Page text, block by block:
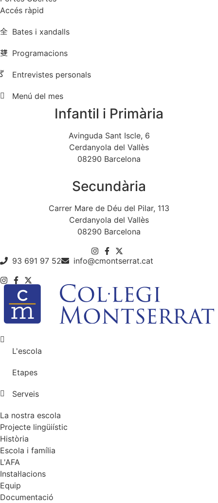
Accés ràpid
Bates i xandalls
Programacions
Entrevistes personals
Menú del mes
Infantil i Primària
Avinguda Sant Iscle, 6
Cerdanyola del Vallès
08290 Barcelona
Secundària
Carrer Mare de Déu del Pilar, 113
Cerdanyola del Vallès
08290 Barcelona
93 691 97 52 info@cmontserrat.cat
L'escola
Etapes
Serveis
La nostra escola
Projecte lingüiístic
Història
Escola i família
L'AFA
Instal·lacions
Equip
Documentació